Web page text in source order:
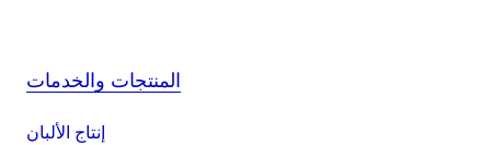
المنتجات والخدمات
إنتاج الألبان